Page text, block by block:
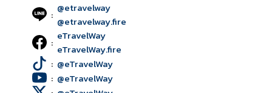
: @etravelway
@etravelway.fire
: eTravelWay
eTravelWay.fire
: @eTravelWay
: @eTravelWay